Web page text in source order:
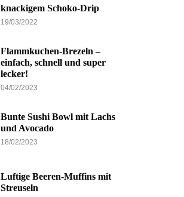
knackigem Schoko-Drip
19/03/2022
Flammkuchen-Brezeln –
einfach, schnell und super
lecker!
04/02/2023
Bunte Sushi Bowl mit Lachs
und Avocado
18/02/2023
Luftige Beeren-Muffins mit
Streuseln